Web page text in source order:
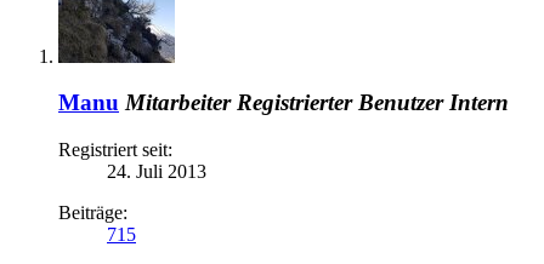
Manu Mitarbeiter Registrierter Benutzer Intern
Registriert seit:
24. Juli 2013
Beiträge:
715